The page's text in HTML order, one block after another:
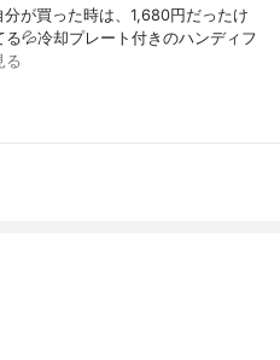
が買った時は、1,680円だったけ
💦冷却プレート付きのハンディフ
る